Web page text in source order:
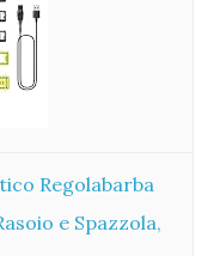
Regolabarba
e Spazzola,